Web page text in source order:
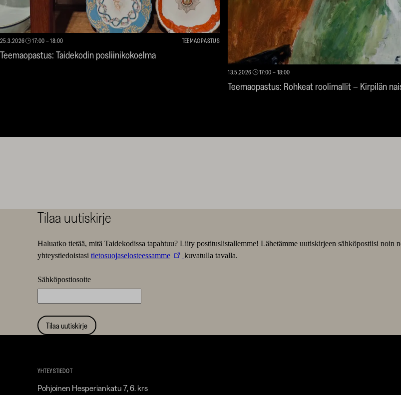
25.3.2026 17:00 –18:00 TEEMAOPASTUS
Teemaopastus: Taidekodin posliinikokoelma
13.5.2026 17:00 – 18:00
Teemaopastus: Rohkeat roolimallit – Kirpilän
Tilaa uutiskirje
Haluatko tietää, mitä Taidekodissa tapahtuu? Liity postituslistallemme! Lähetämme uutiskirjeen sähköpostiisi
yhteystiedoistasi tietosuojaselosteessamme kuvatulla tavalla.
Sähköpostiosoite
Tilaa uutiskirje
YHTEYSTIEDOT
Pohjoinen Hesperiankatu 7, 6. krs